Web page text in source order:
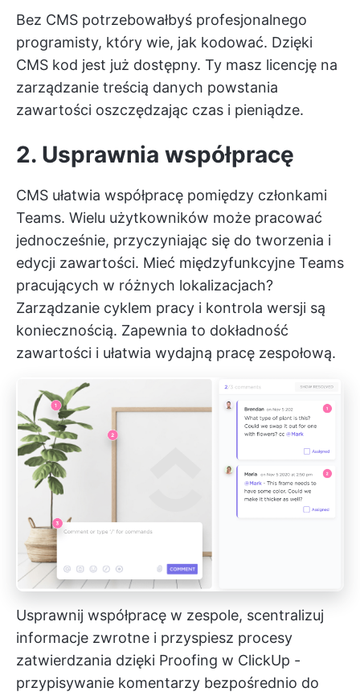
Bez CMS potrzebowałbyś profesjonalnego
programisty, który wie, jak kodować. Dzięki
CMS kod jest już dostępny. Ty masz licencję na
zarządzanie treścią danych powstania
zawartości oszczędzając czas i pieniądze.
2. Usprawnia współpracę
CMS ułatwia współpracę pomiędzy członkami
Teams. Wielu użytkowników może pracować
jednocześnie, przyczyniając się do tworzenia i
edycji zawartości. Mieć międzyfunkcyjne Teams
pracujących w różnych lokalizacjach?
Zarządzanie cyklem pracy i kontrola wersji są
koniecznością. Zapewnia to dokładność
zawartości i ułatwia wydajną pracę zespołową.
Usprawnij współpracę w zespole, scentralizuj
informacje zwrotne i przyspiesz procesy
zatwierdzania dzięki Proofing w ClickUp -
przypisywanie komentarzy bezpośrednio do